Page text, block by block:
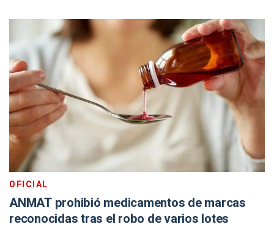
OFICIAL
ANMAT prohibió medicamentos de marcas
reconocidas tras el robo de varios lotes